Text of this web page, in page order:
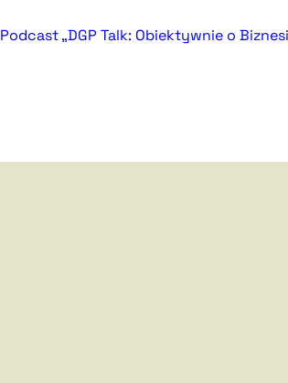
Podcast „DGP Talk: Obiektywnie o